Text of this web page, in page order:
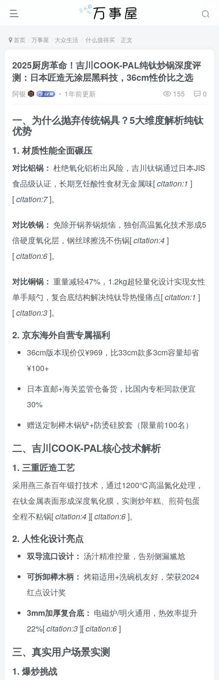
首页 万事屋 大众生活 什么值得买 正文
2025厨房革命！吉川COOK-PAL纯钛炒锅深度评
测：日本匠造无涂层黑科技，36cm性价比之选
阿银 1年前更新 155 0
一、为什么抛弃传统锅具？5大维度解析纯钛
优势
1. 材质性能全面碾压
对比铝锅： 杜绝氧化铝析出风险，吉川钛锅通过日本JIS
食品级认证，长期烹饪酸性食材无金属味[citation:1 ]
[citation:7]。
对比铁锅： 免除开锅养锅烦恼，独创高温氮化技术形成5
倍硬度氧化层，钢丝球擦洗不伤锅[citation:4]
[citation:6]。
对比铜锅： 重量减轻47%，1.2kg超轻量化设计实现女性
单手颠勺，复合底结构解决纯钛导热慢痛点[citation:1 ]
[citation:3]。
2. 京东海外自营专属福利
36cm版本现价仅¥969，比33cm款多3cm容量却省
¥100+
日本直邮+海关监管仓备货，比国内专柜同款便宜
30%
赠送定制榉木锅铲+防烫硅胶套（限量前100名）
二、吉川COOK-PAL核心技术解析
1. 三重匠造工艺
采用燕三条百年锻打技术，通过1200℃高温氮化处理，
在钛金属表面形成深度氧化膜，实测炒年糕、煎荷包蛋
全程不粘锅[citation:4][citation:6]。
2. 人性化设计亮点
双导流口设计： 汤汁精准控量，告别侧漏尴尬
可拆卸榉木柄： 烤箱适用+洗碗机友好，荣获2024
红点设计奖
3mm加厚复合底： 电磁炉/明火通用，热效率提升
22%[citation:3][citation:6]
三、真实用户场景实测
1. 爆炒挑战